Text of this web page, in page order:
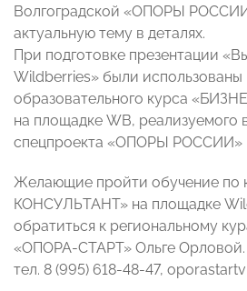
Волгоградской «ОПОРЫ
актуальную тему в деталях.
При подготовке презентации
Wildberries» были использованы
образовательного курса
на площадке WB, реализуемого
спецпроекта «ОПОРЫ РОССИИ»
Желающие пройти обучение по
КОНСУЛЬТАНТ» на площадке
обратиться к региональному
«ОПОРА-СТАРТ» Ольге Орловой.
тел. 8 (995) 618-48-47,